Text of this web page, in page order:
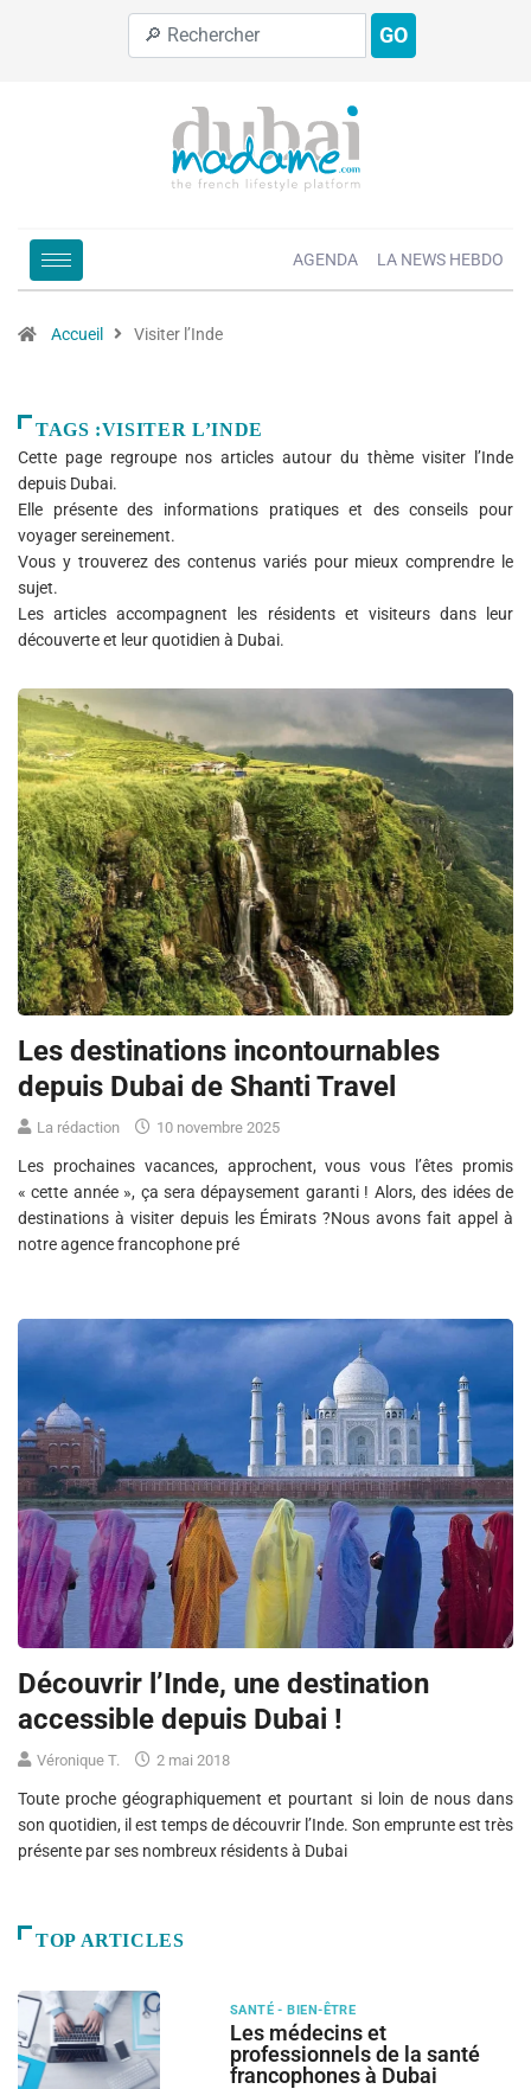
GO
AGENDA LA NEWS HEBDO
Accueil Visiter l’Inde
TAGS :VISITER L’INDE
Cette page regroupe nos articles autour du thème visiter l’Inde
depuis Dubai.
Elle présente des informations pratiques et des conseils pour
voyager sereinement.
Vous y trouverez des contenus variés pour mieux comprendre le
sujet.
Les articles accompagnent les résidents et visiteurs dans leur
découverte et leur quotidien à Dubai.
Les destinations incontournables
depuis Dubai de Shanti Travel
La rédaction 10 novembre 2025
Les prochaines vacances, approchent, vous vous l’êtes promis
« cette année », ça sera dépaysement garanti ! Alors, des idées de
destinations à visiter depuis les Émirats ?Nous avons fait appel à
notre agence francophone pré
Découvrir l’Inde, une destination
accessible depuis Dubai !
Véronique T. 2 mai 2018
Toute proche géographiquement et pourtant si loin de nous dans
son quotidien, il est temps de découvrir l’Inde. Son emprunte est très
présente par ses nombreux résidents à Dubai
TOP ARTICLES
SANTÉ - BIEN-ÊTRE
Les médecins et
professionnels de la santé
francophones à Dubai